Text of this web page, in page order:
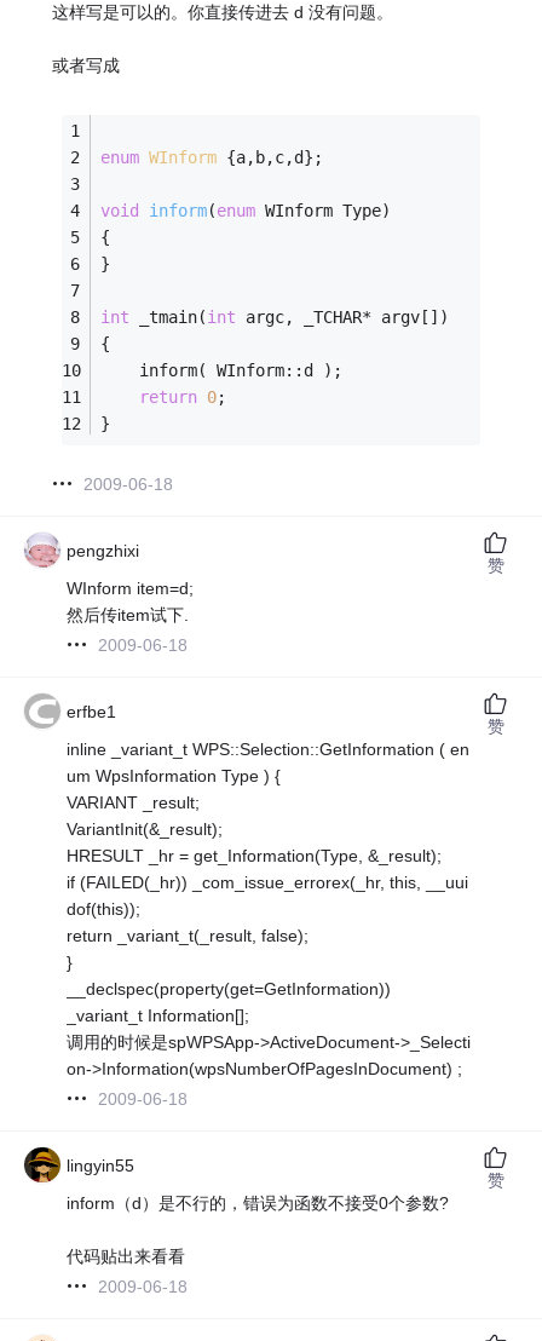
这样写是可以的。你直接传进去 d 没有问题。
或者写成
enum WInform {a,b,c,d};
void inform(enum WInform Type)
{
}
int _tmain(int argc, _TCHAR* argv[])
{
    inform( WInform::d );
return 0;
}
2009-06-18
pengzhixi
WInform item=d;
然后传item试下.
2009-06-18
赞
erfbe1
inline _variant_t WPS::Selection::GetInformation ( en
um WpsInformation Type ) {
VARIANT _result;
VariantInit(&_result);
HRESULT _hr = get_Information(Type, &_result);
if (FAILED(_hr)) _com_issue_errorex(_hr, this, __uui
dof(this));
return _variant_t(_result, false);
}
__declspec(property(get=GetInformation))
_variant_t Information[];
调用的时候是spWPSApp->ActiveDocument->_Selecti
on->Information(wpsNumberOfPagesInDocument) ;
2009-06-18
赞
lingyin55
inform（d）是不行的，错误为函数不接受0个参数?
代码贴出来看看
2009-06-18
赞